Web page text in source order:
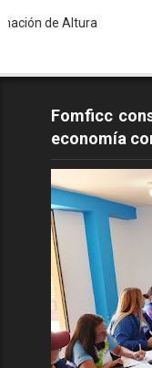
Fomficc
economía